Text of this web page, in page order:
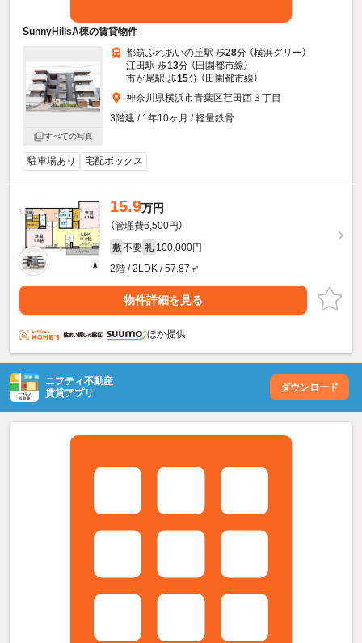
SunnyHillsA棟の賃貸物件
すべての写真
都筑ふれあいの丘駅 歩28分 （横浜グリー）
江田駅 歩13分 （田園都市線）
市が尾駅 歩15分 （田園都市線）
神奈川県横浜市青葉区荏田西３丁目
3階建 / 1年10ヶ月 / 軽量鉄骨
駐車場あり 宅配ボックス
15.9万円
（管理費6,500円）
敷 不要 礼 100,000円
2階 / 2LDK / 57.87㎡
物件詳細を見る
ほか提供
ニフティ不動産
賃貸アプリ
ダウンロード